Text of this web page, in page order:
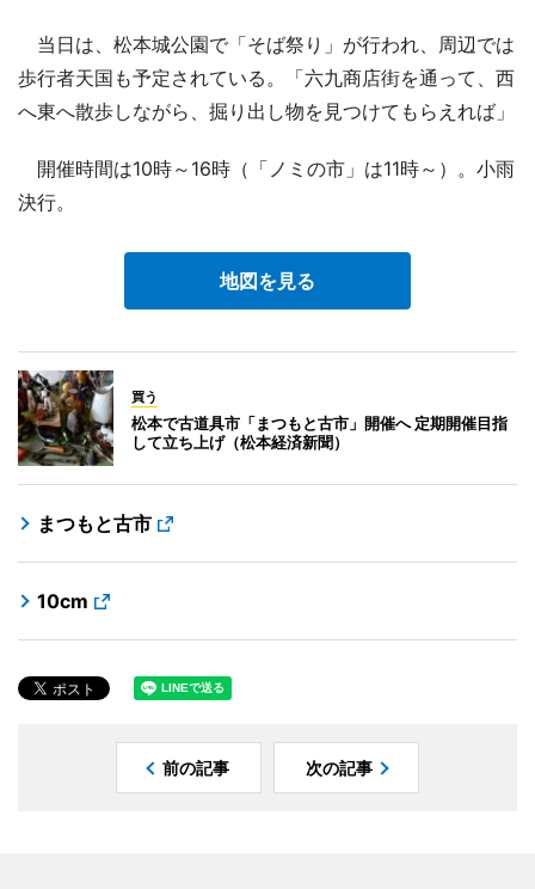
当日は、松本城公園で「そば祭り」が行われ、周辺では
歩行者天国も予定されている。「六九商店街を通って、西
へ東へ散歩しながら、掘り出し物を見つけてもらえれば」
開催時間は10時～16時（「ノミの市」は11時～）。小雨
決行。
地図を見る
買う
松本で古道具市「まつもと古市」開催へ 定期開催目指
して立ち上げ（松本経済新聞）
まつもと古市
10cm
前の記事 次の記事